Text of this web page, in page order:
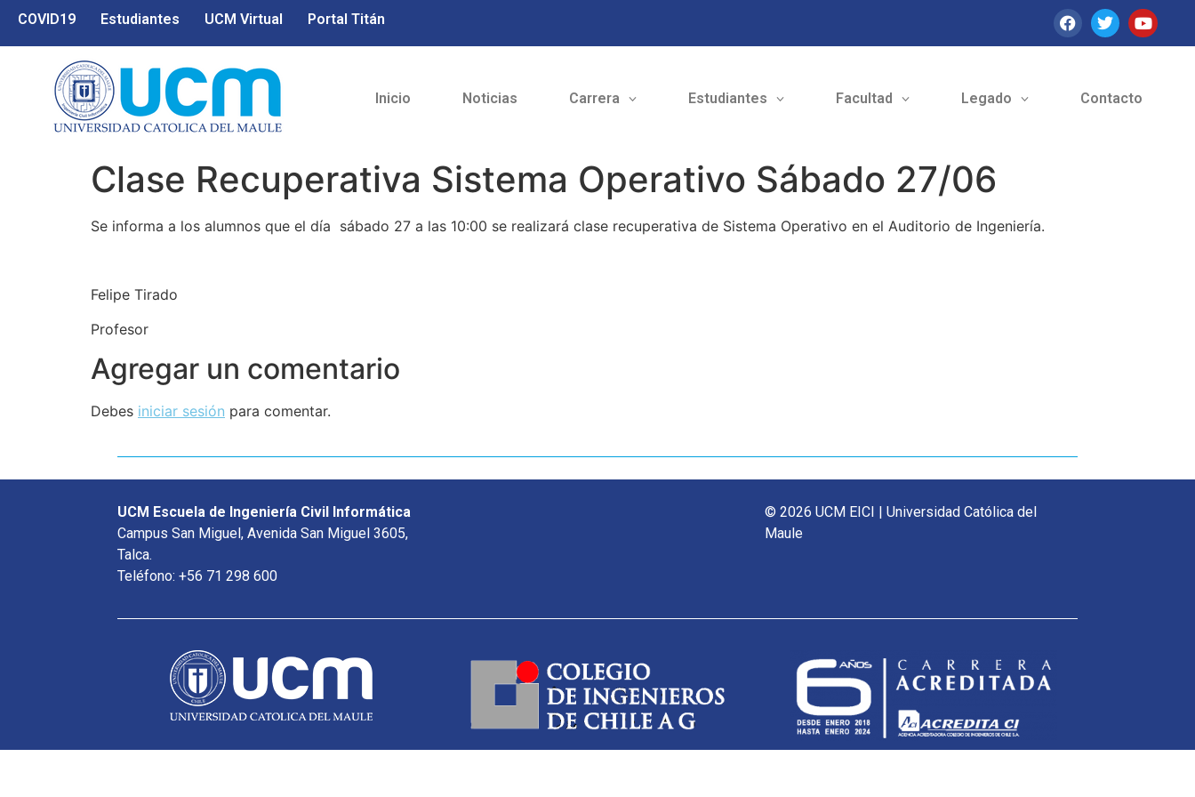
COVID19 Estudiantes UCM Virtual Portal Titán
Inicio Noticias Carrera Estudiantes Facultad Legado Contacto
Clase Recuperativa Sistema Operativo Sábado 27/06
Se informa a los alumnos que el día sábado 27 a las 10:00 se realizará clase recuperativa de Sistema Operativo en el Auditorio de Ingeniería.
Felipe Tirado
Profesor
Agregar un comentario
Debes iniciar sesión para comentar.
UCM Escuela de Ingeniería Civil Informática
Campus San Miguel, Avenida San Miguel 3605,
Talca.
Teléfono: +56 71 298 600
© 2026 UCM EICI | Universidad Católica del
Maule